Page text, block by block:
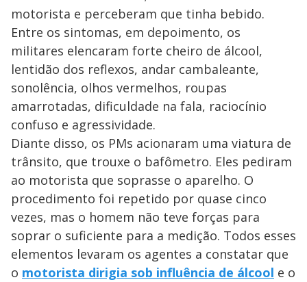
motorista e perceberam que tinha bebido.
Entre os sintomas, em depoimento, os
militares elencaram forte cheiro de álcool,
lentidão dos reflexos, andar cambaleante,
sonolência, olhos vermelhos, roupas
amarrotadas, dificuldade na fala, raciocínio
confuso e agressividade.
Diante disso, os PMs acionaram uma viatura de
trânsito, que trouxe o bafômetro. Eles pediram
ao motorista que soprasse o aparelho. O
procedimento foi repetido por quase cinco
vezes, mas o homem não teve forças para
soprar o suficiente para a medição. Todos esses
elementos levaram os agentes a constatar que
o motorista dirigia sob influência de álcool e o